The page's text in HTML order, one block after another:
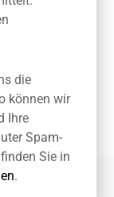
die
können wir
Ihre
Spam-
Sie in
.